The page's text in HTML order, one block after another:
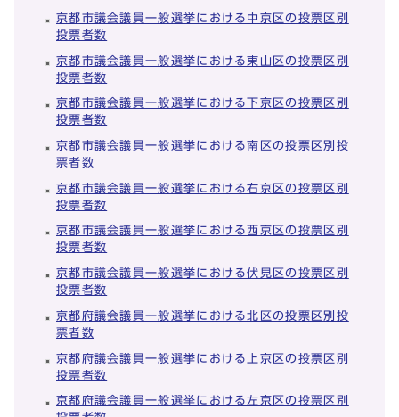
京都市議会議員一般選挙における中京区の投票区別
投票者数
京都市議会議員一般選挙における東山区の投票区別
投票者数
京都市議会議員一般選挙における下京区の投票区別
投票者数
京都市議会議員一般選挙における南区の投票区別投
票者数
京都市議会議員一般選挙における右京区の投票区別
投票者数
京都市議会議員一般選挙における西京区の投票区別
投票者数
京都市議会議員一般選挙における伏見区の投票区別
投票者数
京都府議会議員一般選挙における北区の投票区別投
票者数
京都府議会議員一般選挙における上京区の投票区別
投票者数
京都府議会議員一般選挙における左京区の投票区別